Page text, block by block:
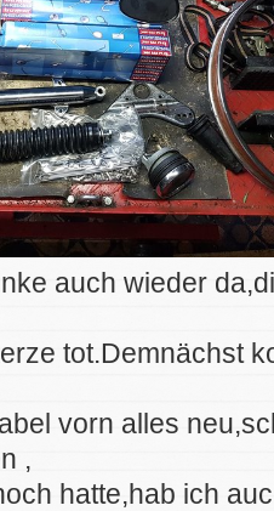
auch wieder
tot.Demnächst
vorn alles
,
hatte,hab ich